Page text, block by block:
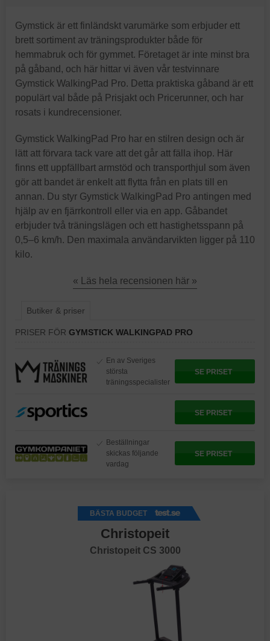
Gymstick är ett finländskt varumärke som erbjuder ett
brett sortiment av träningsprodukter både för
hemmabruk och för gymmet. Företaget är inte minst bra
på gåband, och här hittar vi även vår testvinnare
Gymstick WalkingPad Pro. Detta praktiska gåband är ett
populärt val både på Prisjakt och Pricerunner, och har
rosats i kundrecensioner.
Gymstick WalkingPad Pro har en stilren design och är
lätt att förvara tack vare att det går att fälla ihop. Här
finns ett uppfällbart armstöd och transporthjul som även
gör att bandet är enkelt att flytta från en plats till en
annan. Du styr Gymstick WalkingPad Pro antingen med
hjälp av en fjärrkontroll eller via en app. Gåbandet
erbjuder två träningslägen och ett hastighetsspann på
0,5–6 km/h. Den maximala användarvikten ligger på 110
kilo.
« Läs hela recensionen här »
Butiker & priser
PRISER FÖR GYMSTICK WALKINGPAD PRO
En av Sveriges
största
träningsspecialister
SE PRISET
SE PRISET
Beställningar
skickas följande
vardag
SE PRISET
BÄSTA BUDGET
Christopeit
Christopeit CS 3000